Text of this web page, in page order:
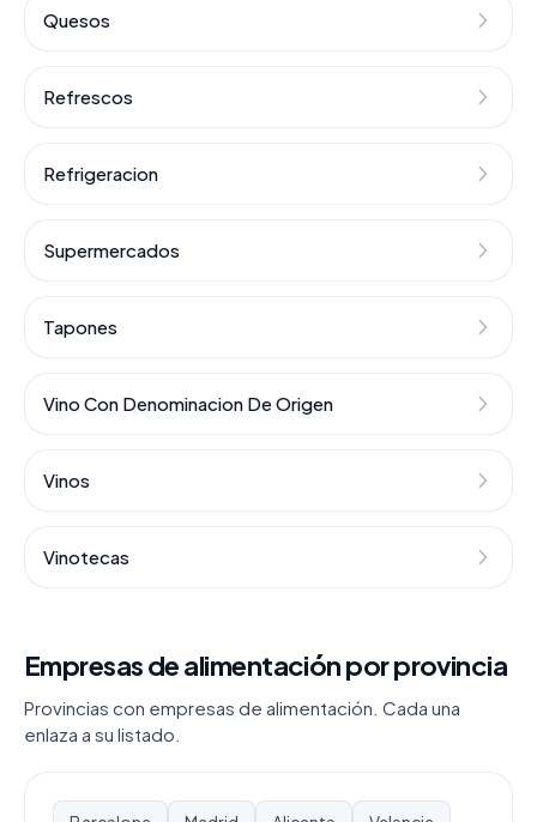
Quesos
Refrescos
Refrigeracion
Supermercados
Tapones
Vino Con Denominacion De Origen
Vinos
Vinotecas
Empresas de alimentación por provincia
Provincias con empresas de alimentación. Cada una
enlaza a su listado.